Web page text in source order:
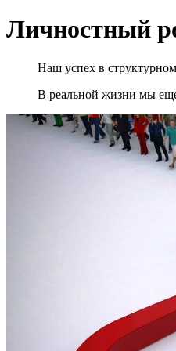
Личностный
Наш успех в
В реальной жизни мы